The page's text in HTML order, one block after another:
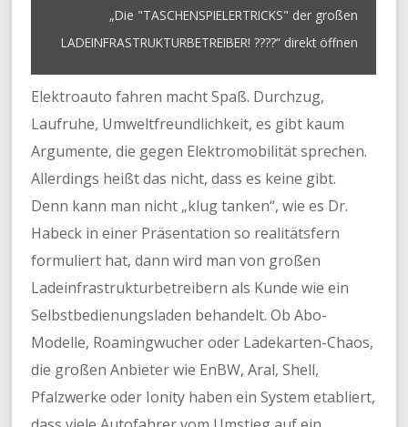
„Die "TASCHENSPIELERTRICKS" der großen
LADEINFRASTRUKTURBETREIBER! ????“ direkt öffnen
Elektroauto fahren macht Spaß. Durchzug,
Laufruhe, Umweltfreundlichkeit, es gibt kaum
Argumente, die gegen Elektromobilität sprechen.
Allerdings heißt das nicht, dass es keine gibt.
Denn kann man nicht „klug tanken“, wie es Dr.
Habeck in einer Präsentation so realitätsfern
formuliert hat, dann wird man von großen
Ladeinfrastrukturbetreibern als Kunde wie ein
Selbstbedienungsladen behandelt. Ob Abo-
Modelle, Roamingwucher oder Ladekarten-Chaos,
die großen Anbieter wie EnBW, Aral, Shell,
Pfalzwerke oder Ionity haben ein System etabliert,